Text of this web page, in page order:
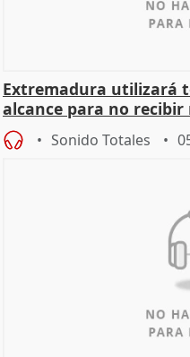
Extremadura utilizará
alcance para no
Sonido Totales